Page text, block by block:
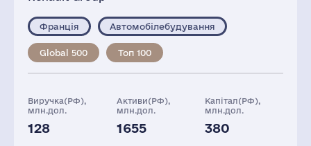
Франція Автомобілебудування
Global 500 Топ 100
Виручка(РФ),
млн.дол.
128
Активи(РФ),
млн.дол.
1655
Капітал(РФ),
млн.дол.
380